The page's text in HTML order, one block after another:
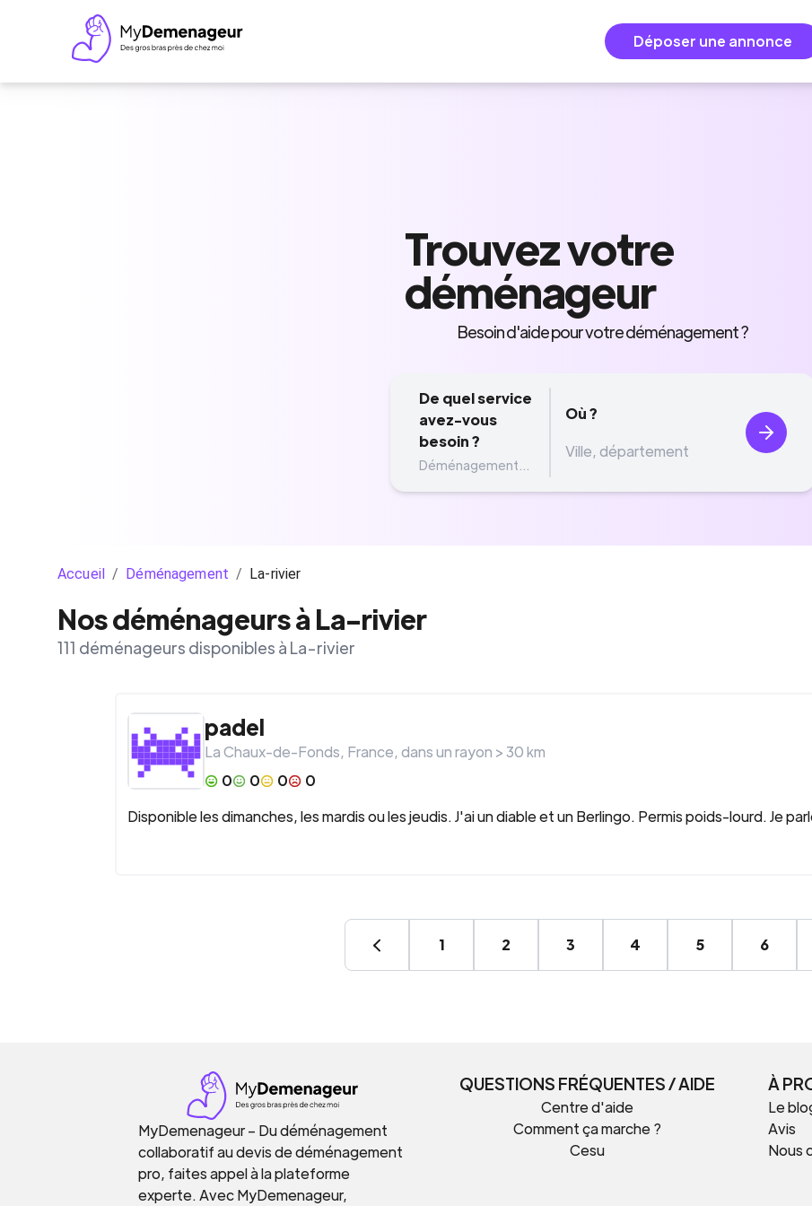
Déposer une annonce
Trouvezvotre
déménageur
Besoin d'aide pour votre déménagement ?
De quel service
avez-vous
besoin ?
Déménagement...
Où ?
Accueil / Déménagement / La-rivier
Nos déménageurs à La-rivier
111 déménageurs disponibles à La-rivier
padel
La Chaux-de-Fonds, France, dans un rayon >30km
0
0 0
0
Disponible les dimanches, les mardis ou les jeudis. J'ai un diable et un Berlingo. Permis poids-lourd. Je
1 2 3 4 5 6
MyDemenageur – Du déménagement
collaboratif au devis de déménagement
pro, faites appel à la plateforme
experte. Avec MyDemenageur,
QUESTIONS FRÉQUENTES / AIDE
Centre d'aide
Comment ça marche ?
Cesu
À
Le
Avis
Nous